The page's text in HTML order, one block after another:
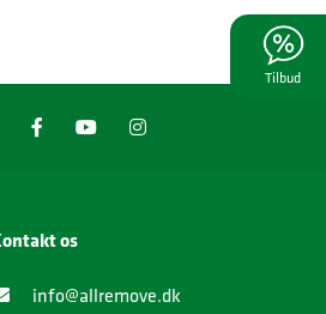
Tilbud
os
info@allremove.dk